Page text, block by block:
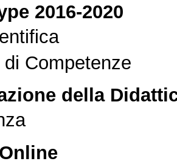
2016-2020
Competenze
della